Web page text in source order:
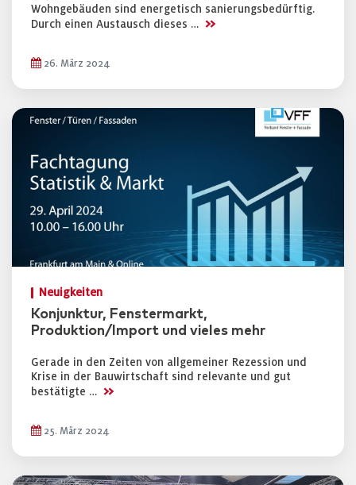
Wohngebäuden sind energetisch sanierungsbedürftig.
Durch einen Austausch dieses … >>
26. März 2024
Neuigkeiten
Konjunktur, Fenstermarkt,
Produktion/Import und vieles mehr
Gerade in den Zeiten von allgemeiner Rezession und
Krise in der Bauwirtschaft sind relevante und gut
bestätigte … >>
25. März 2024